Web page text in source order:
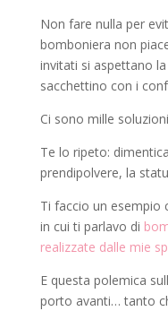
Non fare nulla per
bomboniera non
invitati si aspettano
sacchettino con i
Ci sono mille
Te lo ripeto:
prendipolvere, la
Ti faccio un esempio
in cui ti parlavo di
realizzate dalle mie
E questa polemica
porto avanti… tanto